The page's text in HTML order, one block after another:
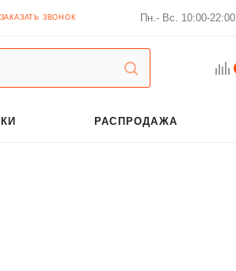
ЗАКАЗАТЬ ЗВОНОК Пн.- Вс. 10:00-22:00
РАСПРОДАЖА